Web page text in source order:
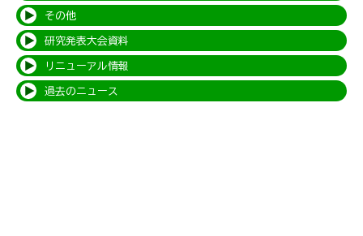
その他
研究発表大会資料
リニューアル情報
過去のニュース